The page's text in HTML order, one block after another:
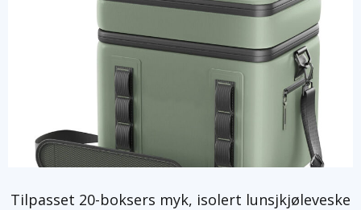
Tilpasset 20-boksers myk, isolert lunsjkjøleveske